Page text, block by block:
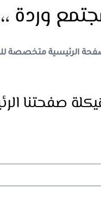
وردة
الرئيسية متخصصة
صفحتنا